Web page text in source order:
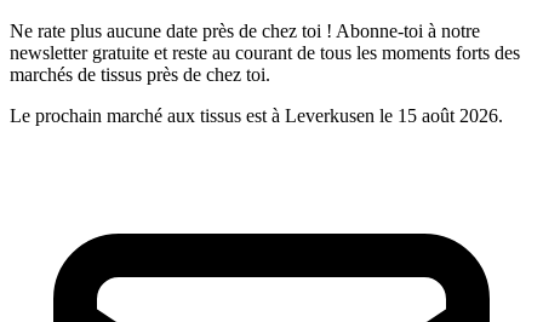
Ne rate plus aucune date près de chez toi ! Abonne-toi à notre
newsletter gratuite et reste au courant de tous les moments forts des
marchés de tissus près de chez toi.
Le prochain marché aux tissus est à Leverkusen le 15 août 2026.